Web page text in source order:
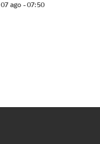
07 ago - 07:50